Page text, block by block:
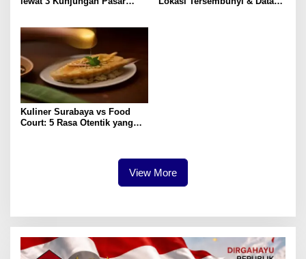
Kuliner Surabaya vs Food
Court: 5 Rasa Otentik yang
View More